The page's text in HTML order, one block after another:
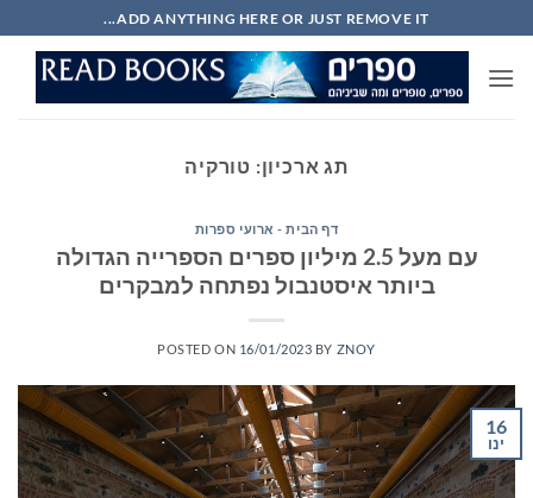
to
content
ADD ANYTHING HERE OR JUST REMOVE IT...
תג ארכיון: טורקיה
דף הבית - ארועי ספרות
עם מעל 2.5 מיליון ספרים הספרייה הגדולה
ביותר איסטנבול נפתחה למבקרים
POSTED ON 16/01/2023 BY ZNOY
16
ינו